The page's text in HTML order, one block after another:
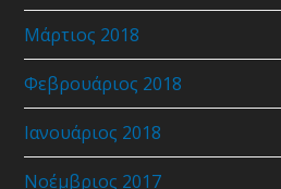
Μάρτιος 2018
Φεβρουάριος 2018
Ιανουάριος 2018
Νοέμβριος 2017